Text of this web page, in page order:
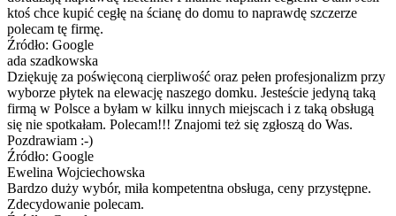
ktoś chce kupić cegłę na ścianę do domu to naprawdę szczerze
polecam tę firmę.
Źródło: Google
ada szadkowska
Dziękuję za poświęconą cierpliwość oraz pełen profesjonalizm przy
wyborze płytek na elewację naszego domku. Jesteście jedyną taką
firmą w Polsce a byłam w kilku innych miejscach i z taką obsługą
się nie spotkałam. Polecam!!! Znajomi też się zgłoszą do Was.
Pozdrawiam :-)
Źródło: Google
Ewelina Wojciechowska
Bardzo duży wybór, miła kompetentna obsługa, ceny przystępne.
Zdecydowanie polecam.